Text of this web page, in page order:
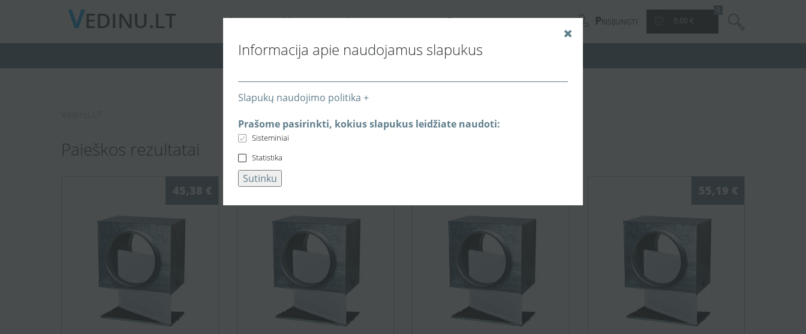
Informacija apie naudojamus slapukus
Slapukų naudojimo politika +
Prašome pasirinkti, kokius slapukus leidžiate naudoti:
Sisteminiai
Statistika
Sutinku
A K I P PRISIJUNGTI
0,00 €
Paieškos rezultatai
45,38 € 55,19 €